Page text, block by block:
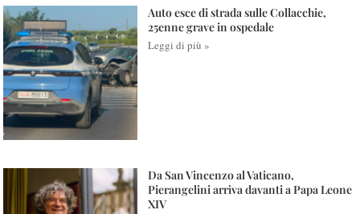
Auto esce di strada sulle Collacchie,
25enne grave in ospedale
Leggi di più »
Da San Vincenzo al Vaticano,
Pierangelini arriva davanti a Papa Leone
XIV